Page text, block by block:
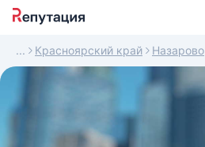
Красноярский край Назарово